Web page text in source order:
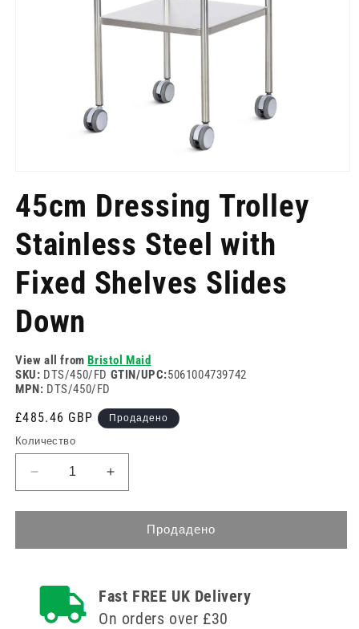
1
в
режим
45cm Dressing Trolley
Stainless Steel with
Fixed Shelves Slides
Down
View all fromBristol Maid
SKU: DTS/450/FD GTIN/UPC:5061004739742
MPN: DTS/450/FD
Редовна
цена
£485.46 GBP Продадено
Количество
Намаляване
на
количеството
45cm
Stainless
Steel
Увеличете
количеството
за
Dressing
Steel
with
Продадено
Fast FREE UK Delivery
On orders over £30